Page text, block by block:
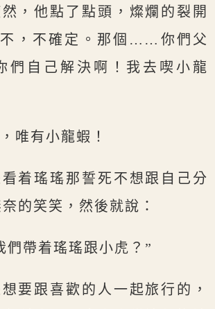
，他點了點頭，燦爛的裂開
，不確定。那個……你們父
們自己解決啊！我去喫小龍
唯有小龍蝦！
着瑤瑤那誓死不想跟自己分
的笑笑，然後就說：
們帶着瑤瑤跟小虎？”
要跟喜歡的人一起旅行的，